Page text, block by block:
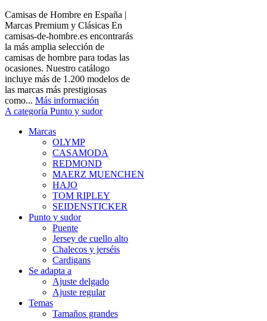
Camisas de Hombre en España |
Marcas Premium y Clásicas En
camisas-de-hombre.es encontrarás
la más amplia selección de
camisas de hombre para todas las
ocasiones. Nuestro catálogo
incluye más de 1.200 modelos de
las marcas más prestigiosas
como... Más información
A categoría Punto y sudor
Marcas
OLYMP
CASAMODA
REDMOND
MAERZ MUENCHEN
HAJO
TOM RIPLEY
SEIDENSTICKER
Punto y sudor
Puente
Jersey de cuello alto
Chalecos y jerséis
Cardigans
Se adapta a
Ajuste delgado
Ajuste regular
Temas
Tamaños grandes